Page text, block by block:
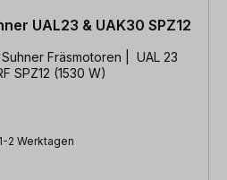
UAL23 & UAK30 SPZ12
Fräsmotoren | UAL 23
SPZ12 (1530 W)
2 Werktagen